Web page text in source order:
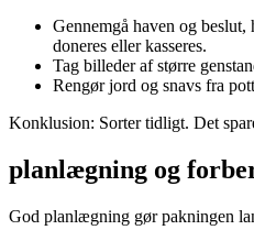
Gennemgå haven og
doneres eller kasseres.
Tag billeder af større
Rengør jord og snavs fra
Konklusion: Sorter tidligt. Det
planlægning og
God planlægning gør pakningen